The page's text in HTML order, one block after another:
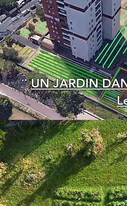
UN JARDIN